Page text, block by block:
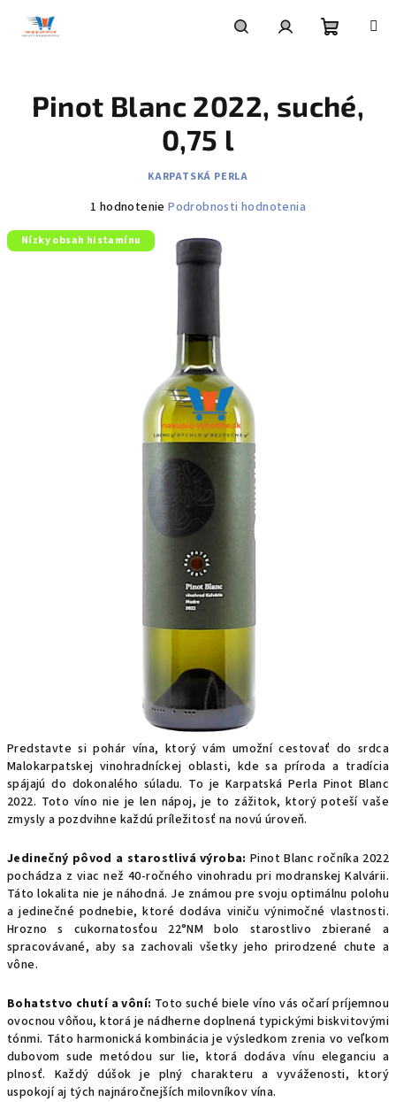
košík
Predstavte si pohár vína, ktorý vám umožní cestovať do srdca
Malokarpatskej vinohradníckej oblasti, kde sa príroda a tradícia
spájajú do dokonalého súladu. To je Karpatská Perla Pinot Blanc
2022. Toto víno nie je len nápoj, je to zážitok, ktorý poteší vaše
zmysly a pozdvihne každú príležitosť na novú úroveň.
Jedinečný pôvod a starostlivá výroba:Pinot Blanc ročníka 2022
pochádza z viac než 40-ročného vinohradu pri modranskej Kalvárii.
Táto lokalita nie je náhodná. Je známou pre svoju optimálnu polohu
a jedinečné podnebie, ktoré dodáva viniču výnimočné vlastnosti.
Hrozno s cukornatosťou 22°NM bolo starostlivo zbierané a
spracovávané, aby sa zachovali všetky jeho prirodzené chute a
vône.
Bohatstvo chutí a vôní: Toto suché biele víno vás očarí príjemnou
ovocnou vôňou, ktorá je nádherne doplnená typickými biskvitovými
tónmi. Táto harmonická kombinácia je výsledkom zrenia vo veľkom
dubovom sude metódou sur lie, ktorá dodáva vínu eleganciu a
plnosť. Každý dúšok je plný charakteru a vyváženosti, ktorý
uspokojí aj tých najnáročnejších milovníkov vína.
Pinot Blanc 2022, suché,
0,75 l
KARPATSKÁ PERLA
Priemerné
produktu
1 hodnotenie Podrobnosti hodnotenia
Nízky obsah histamínu